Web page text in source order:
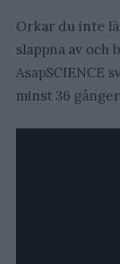
Orkar du inte
slappna av och
AsapSCIENCE
minst 36